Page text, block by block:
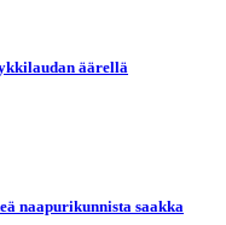
äärellä
naapurikunnista saakka